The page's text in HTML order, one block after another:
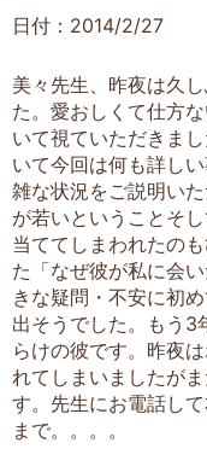
日付：2014/2/27
美々先生、昨夜は久
た。愛おしくて仕方
いて視ていただきま
いて今回は何も詳し
雑な状況をご説明い
が若いということそ
当ててしまわれたの
た「なぜ彼が私に会
きな疑問・不安に初
出そうでした。もう3
らけの彼です。昨夜
れてしまいましたが
す。先生にお電話し
まで。。。。